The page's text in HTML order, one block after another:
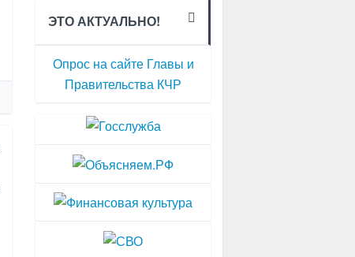
ЭТО АКТУАЛЬНО!
Опрос на сайте Главы и
Правительства КЧР